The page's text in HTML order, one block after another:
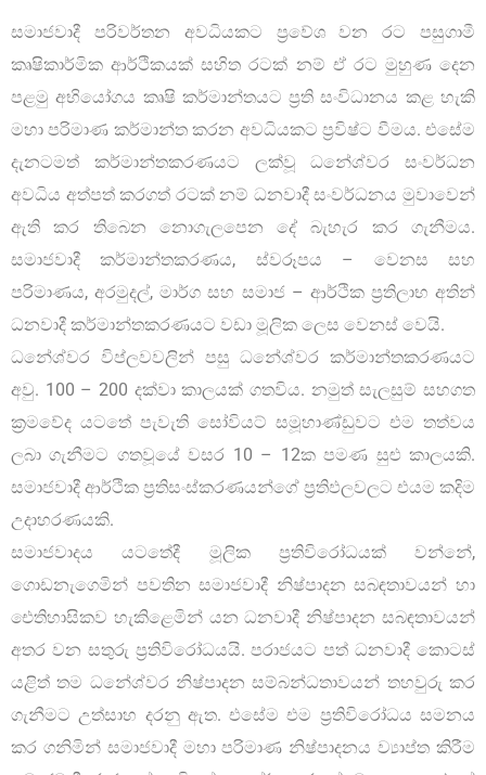
සමාජවාදී පරිවර්තන අවධියකට ප්‍රවේශ වන රට පසුගාමී
කෘෂිකාර්මික ආර්ථිකයක් සහිත රටක් නම් ඒ රට මුහුණ දෙන
පළමු අභියෝගය කෘෂි කර්මාන්තයට ප්‍රති සංවිධානය කළ හැකි
මහා පරිමාණ කර්මාන්ත කරන අවධියකට ප්‍රවිෂ්ට වීමය. එසේම
දැනටමත් කර්මාන්තකරණයට ලක්වූ ධනේශ්වර සංවර්ධන
අවධිය අත්පත් කරගත් රටක් නම් ධනවාදී සංවර්ධනය මුවාවෙන්
ඇති කර තිබෙන නොගැලපෙන දේ බැහැර කර ගැනීමය.
සමාජවාදී කර්මාන්තකරණය, ස්වරූපය – වෙනස සහ
පරිමාණය, අරමුදල්, මාර්ග සහ සමාජ – ආර්ථික ප්‍රතිලාභ අතින්
ධනවාදී කර්මාන්තකරණයට වඩා මූලික ලෙස වෙනස් වෙයි.
ධනේශ්වර විප්ලවවලින් පසු ධනේශ්වර කර්මාන්තකරණයට
අවු. 100 – 200 දක්වා කාලයක් ගතවිය. නමුත් සැලසුම් සහගත
ක්‍රමවේද යටතේ පැවැති සෝවියට් සමූහාණ්ඩුවට එම තත්වය
ලබා ගැනීමට ගතවූයේ වසර 10 – 12ක පමණ සුළු කාලයකි.
සමාජවාදී ආර්ථික ප්‍රතිසංස්කරණයන්ගේ ප්‍රතිඵලවලට එයම කදිම
උදාහරණයකි.
සමාජවාදය යටතේදී මූලික ප්‍රතිවිරෝධයක් වන්නේ,
ගොඩනැගෙමින් පවතින සමාජවාදී නිෂ්පාදන සබඳතාවයන් හා
ඓතිහාසිකව හැකිළෙමින් යන ධනවාදී නිෂ්පාදන සබඳතාවයන්
අතර වන සතුරු ප්‍රතිවිරෝධයයි. පරාජයට පත් ධනවාදී කොටස්
යළිත් තම ධනේශ්වර නිෂ්පාදන සම්බන්ධතාවයන් තහවුරු කර
ගැනීමට උත්සාහ දරනු ඇත. එසේම එම ප්‍රතිවිරෝධය සමනය
කර ගනිමින් සමාජවාදී මහා පරිමාණ නිෂ්පාදනය ව්‍යාප්ත කිරීම